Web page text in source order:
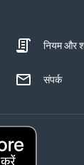
नियम और
संपर्क